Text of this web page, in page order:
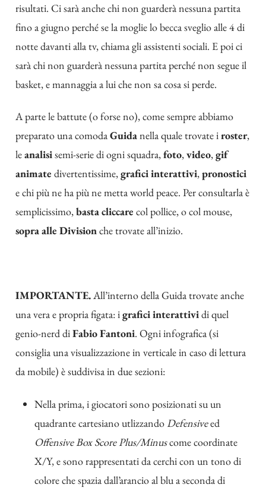
risultati. Ci sarà anche chi non guarderà nessuna partita
fino a giugno perché se la moglie lo becca sveglio alle 4 di
notte davanti alla tv, chiama gli assistenti sociali. E poi ci
sarà chi non guarderà nessuna partita perché non segue il
basket, e mannaggia a lui che non sa cosa si perde.
A parte le battute (o forse no), come sempre abbiamo
preparato una comodaGuidanella quale trovate iroster,
leanalisisemi-serie di ogni squadra,foto,video,gif
animate divertentissime,grafici interattivi,pronostici
e chi più ne ha più ne metta world peace. Per consultarla è
semplicissimo,basta cliccare col pollice, o col mouse,
sopra alle Divisionche trovate all’inizio.
IMPORTANTE.All’interno della Guida trovate anche
una vera e propria figata: igrafici interattividi quel
genio-nerd diFabio Fantoni. Ogni infografica (si
consiglia una visualizzazione in verticale in caso di lettura
da mobile) è suddivisa in due sezioni:
Nella prima, i giocatori sono posizionati su un
quadrante cartesiano utlizzandoDefensiveed
Offensive Box Score Plus/Minuscome coordinate
X/Y, e sono rappresentati da cerchi con un tono di
colore che spazia dall’arancio al blu a seconda di